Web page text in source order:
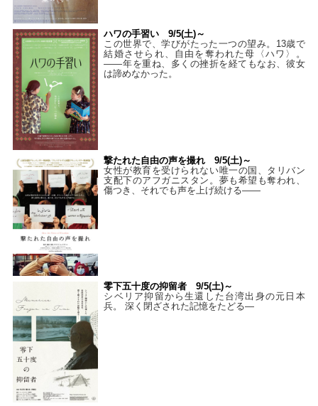
ハワの手習い 9/5(土)～
この世界で、学びがたった一つの望み。13歳で
結婚させられ、自由を奪われた母〈ハワ〉。
——年を重ね、多くの挫折を経てもなお、彼女
は諦めなかった。
撃たれた自由の声を撮れ 9/5(土)～
女性が教育を受けられない唯一の国、タリバン
支配下のアフガニスタン。夢も希望も奪われ、
傷つき、それでも声を上げ続ける——
零下五十度の抑留者 9/5(土)～
シベリア抑留から生還した台湾出身の元日本
兵。 深く閉ざされた記憶をたどる—